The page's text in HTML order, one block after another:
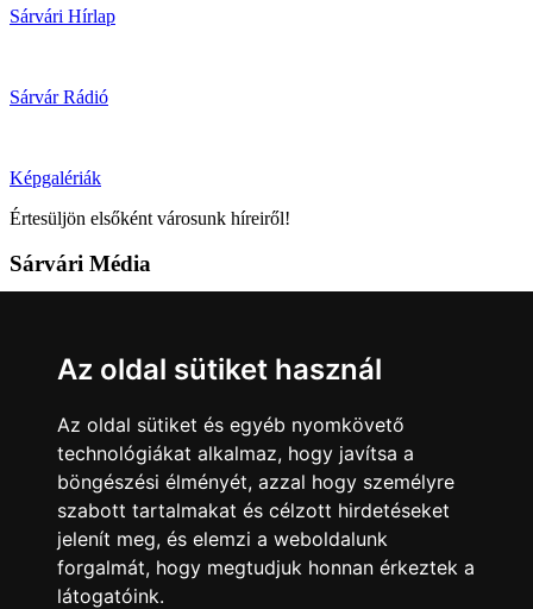
Az oldal sütiket használ
Az oldal sütiket és egyéb nyomkövető
technológiákat alkalmaz, hogy javítsa a
böngészési élményét, azzal hogy személyre
szabott tartalmakat és célzott hirdetéseket
jelenít meg, és elemzi a weboldalunk
forgalmát, hogy megtudjuk honnan érkeztek a
látogatóink.
Sárvári Hírlap
Sárvár Rádió
Képgalériák
Értesüljön elsőként városunk híreiről!
Sárvári Média
Kövess minket!
Sárvár lendületben Sárvár lendületben
Nyilatkozatok
Impresszum Felhasználási feltételek Adatkezelési tájékoztató
Akadálymentesítési nyilatkozat